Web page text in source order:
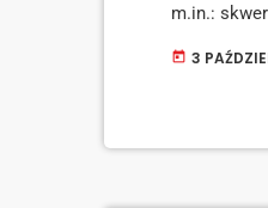
m.in.:
w Cisowej.
today 3